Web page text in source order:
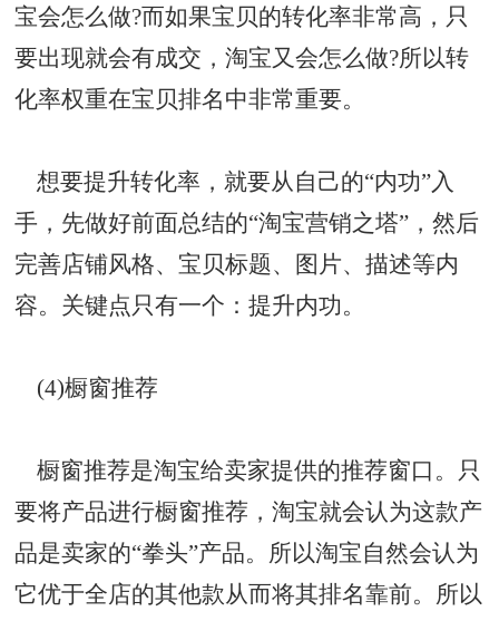
宝会怎么做?而如果宝贝的转化率非常高，只
要出现就会有成交，淘宝又会怎么做?所以转
化率权重在宝贝排名中非常重要。
想要提升转化率，就要从自己的“内功”入
手，先做好前面总结的“淘宝营销之塔”，然后
完善店铺风格、宝贝标题、图片、描述等内
容。关键点只有一个：提升内功。
(4)橱窗推荐
橱窗推荐是淘宝给卖家提供的推荐窗口。只
要将产品进行橱窗推荐，淘宝就会认为这款产
品是卖家的“拳头”产品。所以淘宝自然会认为
它优于全店的其他款从而将其排名靠前。所以